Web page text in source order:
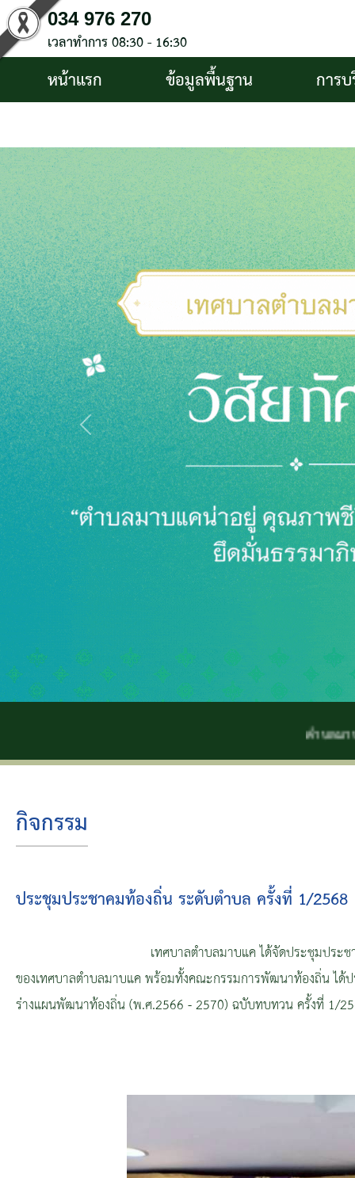
034 976 270
เวลาทำการ 08:30 - 16:30
หน้าแรก ข้อมูลพื้นฐาน
การ
Previous
ตำบลมาบแคน่าอยู่ คุณภาพชีวิตและสิ่
กิจกรรม
ประชุมประชาคมท้องถิ่น ระดับตำบล ครั้งที่ 1/2568
เทศบาลตำบลมาบแค ได้จัดประชุมประชาคมท้องถิ่น ระ
ของเทศบาลตำบลมาบแค พร้อมทั้งคณะกรรมการพัฒนาท้องถิ่น ได้
ร่่างแผนพัฒนาท้องถิ่น (พ.ศ.2566 - 2570) ฉบับทบทวน ครั้งที่ 1/